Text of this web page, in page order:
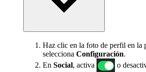
Haz clic en la foto de perfil en la
selecciona Configuración.
En Social, activa o